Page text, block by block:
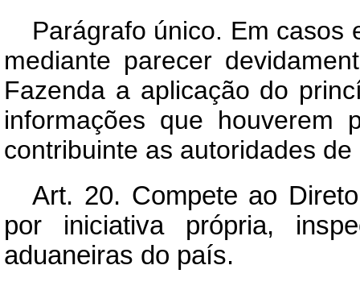
Parágrafo único. Em casos
mediante parecer
Fazenda a aplicação do
informações que houverem
contribuinte as autoridades
Art. 20. Compete ao
por iniciativa própria,
aduaneiras do país.